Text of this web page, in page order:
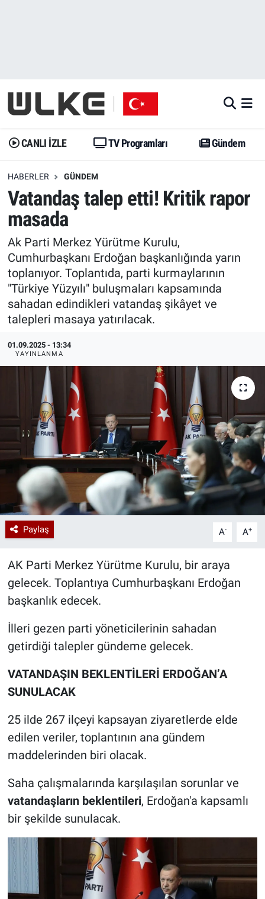
CANLI İZLE TV Programları Gündem
HABERLER GÜNDEM
Vatandaş talep etti! Kritik rapor
masada
Ak Parti Merkez Yürütme Kurulu,
Cumhurbaşkanı Erdoğan başkanlığında yarın
toplanıyor. Toplantıda, parti kurmaylarının
"Türkiye Yüzyılı" buluşmaları kapsamında
sahadan edindikleri vatandaş şikâyet ve
talepleri masaya yatırılacak.
01.09.2025 - 13:34
YAYINLANMA
Paylaş A- A+
AK Parti Merkez Yürütme Kurulu, bir araya
gelecek. Toplantıya Cumhurbaşkanı Erdoğan
başkanlık edecek.
İlleri gezen parti yöneticilerinin sahadan
getirdiği talepler gündeme gelecek.
VATANDAŞIN BEKLENTİLERİ ERDOĞAN’A
SUNULACAK
25 ilde 267 ilçeyi kapsayan ziyaretlerde elde
edilen veriler, toplantının ana gündem
maddelerinden biri olacak.
Saha çalışmalarında karşılaşılan sorunlar ve
vatandaşların beklentileri, Erdoğan'a kapsamlı
bir şekilde sunulacak.
Gündem
Dünya
Erişim Bilgileri
Ekonomi
Trend
Özel Haberler
Yazarlar
Gündem
Trend
Erişim Bilgileri
Spor
Ekonomi
Dünya
Medya
Özel Haberler
Kadın
Erişim Bilgileri
Sağlık
Teknoloji
Ramazan
İstanbul Namaz Vakitleri
Trafik Durumu
Erişim Bilgileri
Tüm Manşetler
Son Dakika Haberleri
Haber Arşivi